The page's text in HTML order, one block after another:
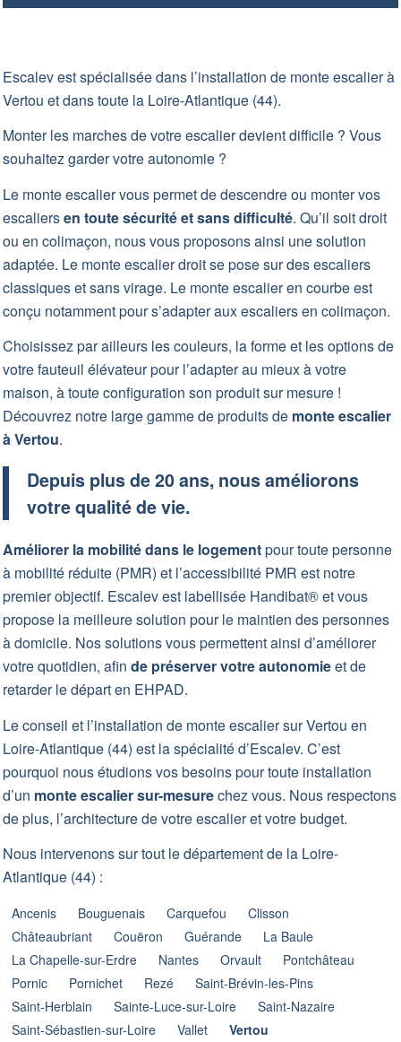
Escalev est spécialisée dans l’installation de monte escalier à
Vertou et dans toute la Loire-Atlantique (44).
Monter les marches de votre escalier devient difficile ? Vous
souhaitez garder votre autonomie ?
Le monte escalier vous permet de descendre ou monter vos
escaliersen toute sécurité et sans difficulté. Qu’il soit droit
ou en colimaçon, nous vous proposons ainsi une solution
adaptée. Le monte escalier droit se pose sur des escaliers
classiques et sans virage. Le monte escalier en courbe est
conçu notamment pour s’adapter aux escaliers en colimaçon.
Choisissez par ailleurs les couleurs, la forme et les options de
votre fauteuil élévateur pour l’adapter au mieux à votre
maison, à toute configuration son produit sur mesure !
Découvrez notre large gamme de produits de monte escalier
à Vertou.
Depuis plus de 20 ans, nous améliorons
votre qualité de vie.
Améliorer la mobilité dans le logementpour toute personne
à mobilité réduite (PMR) et l’accessibilité PMR est notre
premier objectif. Escalev est labellisée Handibat® et vous
propose la meilleure solution pour le maintien des personnes
à domicile. Nos solutions vous permettent ainsi d’améliorer
votre quotidien, afin de préserver votre autonomieet de
retarder le départ en EHPAD.
Le conseil et l’installation de monte escalier sur Vertou en
Loire-Atlantique (44) est la spécialité d’Escalev. C’est
pourquoi nous étudions vos besoins pour toute installation
d’un monte escalier sur-mesurechez vous. Nous respectons
de plus, l’architecture de votre escalier et votre budget.
Nous intervenons sur tout le département de la Loire-
Atlantique (44) :
Ancenis Bouguenais Carquefou
Clisson
Châteaubriant
Couëron Guérande
La Baule
La Chapelle-sur-Erdre
Nantes Orvault
Pontchâteau
Pornic
Pornichet Rezé
Saint-Brévin-les-Pins
Saint-Herblain
Sainte-Luce-sur-Loire
Saint-Nazaire
Saint-Sébastien-sur-Loire
Vallet Vertou